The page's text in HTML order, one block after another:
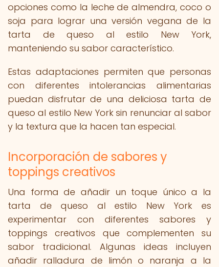
opciones como la leche de almendra, coco o
soja para lograr una versión vegana de la
tarta de queso al estilo New York,
manteniendo su sabor característico.
Estas adaptaciones permiten que personas
con diferentes intolerancias alimentarias
puedan disfrutar de una deliciosa tarta de
queso al estilo New York sin renunciar al sabor
y la textura que la hacen tan especial.
Incorporación de sabores y
toppings creativos
Una forma de añadir un toque único a la
tarta de queso al estilo New York es
experimentar con diferentes sabores y
toppings creativos que complementen su
sabor tradicional. Algunas ideas incluyen
añadir ralladura de limón o naranja a la